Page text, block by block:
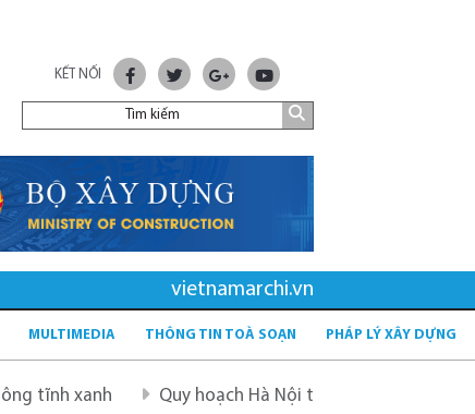
KẾT NỐI
vietnamarchi.vn
MULTIMEDIA THÔNG TIN TOÀ SOẠN PHÁP LÝ XÂY DỰNG
Quy hoạch Hà Nội tầm nhìn 100 năm